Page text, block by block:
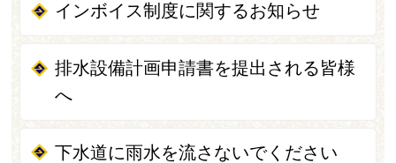
インボイス制度に関するお知らせ
排水設備計画申請書を提出される皆様
へ
下水道に雨水を流さないでください